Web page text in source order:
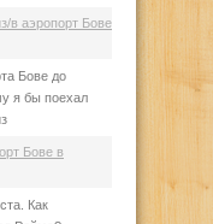
в аэропорт Бове
Бове до
я бы поехал
Бове в
Как